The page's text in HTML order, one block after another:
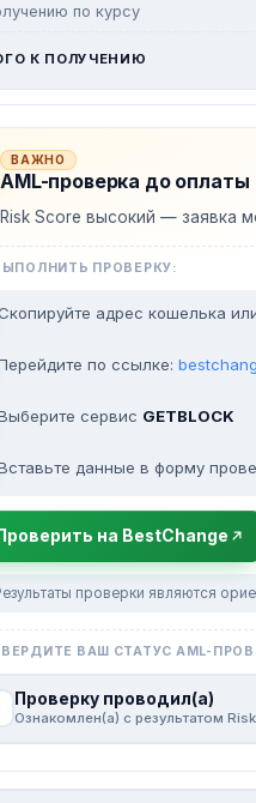
по курсу
К ПОЛУЧЕНИЮ
ВАЖНО
AML-проверка до оплаты
Score высокий — заявка
ПРОВЕРКУ:
адрес кошелька
по ссылке:
сервис GETBLOCK
данные в форму
на BestChange
проверки являются
ВАШ СТАТУС AML-
Проверку проводил(а)
Ознакомлен(а) с результатом